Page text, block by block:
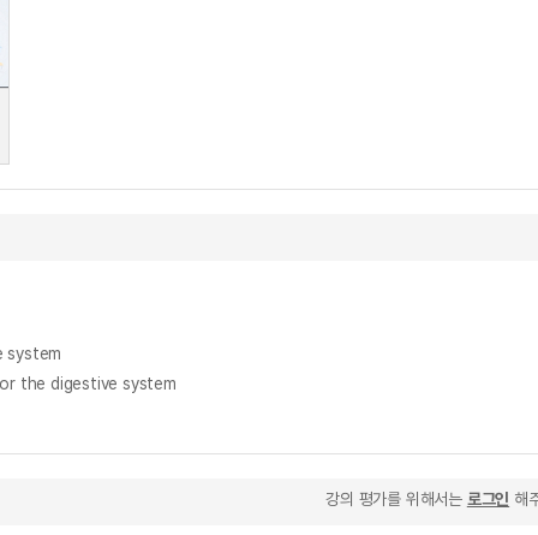
system
for the digestive system
강의 평가를 위해서는 로그인 해